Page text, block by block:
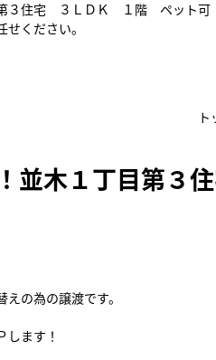
３住宅 ３ＬＤＫ １階 ペット可
ください。
ト
並木１丁目第
の為の譲渡です。
します！